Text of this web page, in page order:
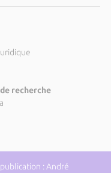
recherche
: André